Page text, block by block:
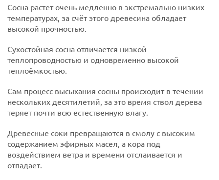
Сосна растет очень медленно в экстремально низких
температурах, за счёт этого древесина обладает
высокой прочностью.
Сухостойная сосна отличается низкой
теплопроводностью и одновременно высокой
теплоёмкостью.
Сам процесс высыхания сосны происходит в течении
нескольких десятилетий, за это время ствол дерева
теряет почти всю естественную влагу.
Древесные соки превращаются в смолу с высоким
содержанием эфирных масел, а кора под
воздействием ветра и времени отслаивается и
отпадает.